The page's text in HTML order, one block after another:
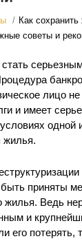
/ Как
советы и
лицо не
и имеет
одной
жилья.
быть приняты
жилья. Ведь
и
его потерять,